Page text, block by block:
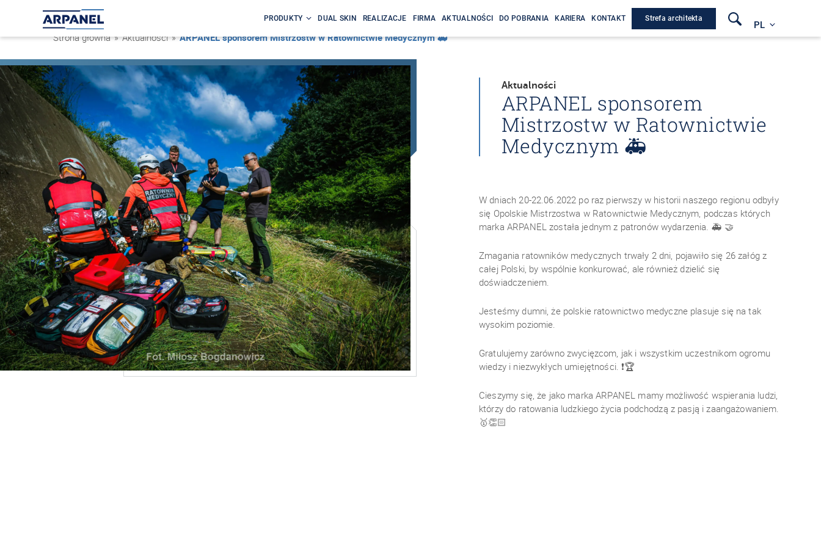
PRODUKTY DUAL SKIN REALIZACJE FIRMA AKTUALNOŚCI DO POBRANIA KARIERA KONTAKT Strefa architekta
PL
Strona główna » Aktualności »ARPANEL sponsorem Mistrzostw w Ratownictwie Medycznym 🚑
Aktualności
ARPANEL sponsorem
Mistrzostw w Ratownictwie
Medycznym 🚑
W dniach 20-22.06.2022 po raz pierwszy w historii naszego regionu odbyły
się Opolskie Mistrzostwa w Ratownictwie Medycznym, podczas których
marka ARPANEL została jednym z patronów wydarzenia. 🚑 🤝
Zmagania ratowników medycznych trwały 2 dni, pojawiło się 26 załóg z
całej Polski, by wspólnie konkurować, ale również dzielić się
doświadczeniem.
Jesteśmy dumni, że polskie ratownictwo medyczne plasuje się na tak
wysokim poziomie.
Gratulujemy zarówno zwycięzcom, jak i wszystkim uczestnikom ogromu
wiedzy i niezwykłych umiejętności. ❗🏆
Cieszymy się, że jako marka ARPANEL mamy możliwość wspierania ludzi,
którzy do ratowania ludzkiego życia podchodzą z pasją i zaangażowaniem.
🥇👏🏻